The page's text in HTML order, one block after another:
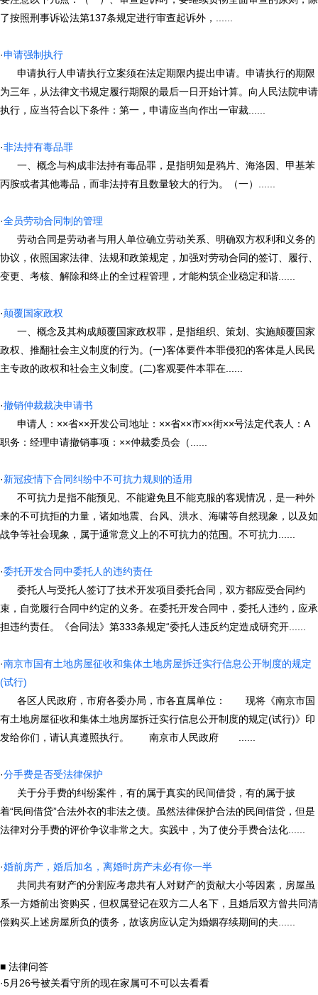
了按照刑事诉讼法第137条规定进行审查起诉外，......
·申请强制执行
申请执行人申请执行立案须在法定期限内提出申请。申请执行的期限
为三年，从法律文书规定履行期限的最后一日开始计算。向人民法院申请
执行，应当符合以下条件：第一，申请应当向作出一审裁......
·非法持有毒品罪
一、概念与构成非法持有毒品罪，是指明知是鸦片、海洛因、甲基苯
丙胺或者其他毒品，而非法持有且数量较大的行为。（一）......
·全员劳动合同制的管理
劳动合同是劳动者与用人单位确立劳动关系、明确双方权利和义务的
协议，依照国家法律、法规和政策规定，加强对劳动合同的签订、履行、
变更、考核、解除和终止的全过程管理，才能构筑企业稳定和谐......
·颠覆国家政权
一、概念及其构成颠覆国家政权罪，是指组织、策划、实施颠覆国家
政权、推翻社会主义制度的行为。(一)客体要件本罪侵犯的客体是人民民
主专政的政权和社会主义制度。(二)客观要件本罪在......
·撤销仲裁裁决申请书
申请人：××省××开发公司地址：××省××市××街××号法定代表人：A
职务：经理申请撤销事项：××仲裁委员会（......
·新冠疫情下合同纠纷中不可抗力规则的适用
不可抗力是指不能预见、不能避免且不能克服的客观情况，是一种外
来的不可抗拒的力量，诸如地震、台风、洪水、海啸等自然现象，以及如
战争等社会现象，属于通常意义上的不可抗力的范围。不可抗力......
·委托开发合同中委托人的违约责任
委托人与受托人签订了技术开发项目委托合同，双方都应受合同约
束，自觉履行合同中约定的义务。在委托开发合同中，委托人违约，应承
担违约责任。《合同法》第333条规定“委托人违反约定造成研究开......
·南京市国有土地房屋征收和集体土地房屋拆迁实行信息公开制度的规定
(试行)
各区人民政府，市府各委办局，市各直属单位： 现将《南京市国
有土地房屋征收和集体土地房屋拆迁实行信息公开制度的规定(试行)》印
发给你们，请认真遵照执行。 南京市人民政府 ......
·分手费是否受法律保护
关于分手费的纠纷案件，有的属于真实的民间借贷，有的属于披
着“民间借贷”合法外衣的非法之债。虽然法律保护合法的民间借贷，但是
法律对分手费的评价争议非常之大。实践中，为了使分手费合法化......
·婚前房产，婚后加名，离婚时房产未必有你一半
共同共有财产的分割应考虑共有人对财产的贡献大小等因素，房屋虽
系一方婚前出资购买，但权属登记在双方二人名下，且婚后双方曾共同清
偿购买上述房屋所负的债务，故该房应认定为婚姻存续期间的夫......
■ 法律问答
·5月26号被关看守所的现在家属可不可以去看看